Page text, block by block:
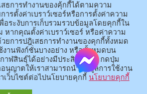
อย อ.นามน จ.กาฬสินธุ์ 46230โทรศัพท์ : 043-602-055 โทรสาร :
043-602-044
.กาฬสินธุ์ อ.เมือง จ.กาฬสินธุ์ 46000โทรศัพท์ 043-811128 08-
64584360 โทรสาร 043-813070
All rights Reserved.
ธการทำงานของคุ้กกี้ได้ตามความ
รตั้งค่าเบราว์เซอร์หรือการตั้งค่าความ
ระงับการเก็บรวมรวบข้อมูลโดยคุกกี้ใน
หากคุณตั้งค่าเบราว์เซอร์ หรือค่าความ
ยการปฎิเสธการทำงานของคุกกี้ทั้งหมด
านฟังก์ชั่นบางอย่าง หรือทั้งหมดบน
าฬสินธุ์ได้อย่างมีประสิทธิภาพ กดปุ่ม
นุญาตให้เราสามารถนำข้อมูลการใช้งาน
เว็บไซต์ต่อไปนโยบายคุกกี้ นโยบายคุกกี้